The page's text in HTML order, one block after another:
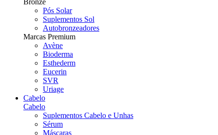
Bronze
Pós Solar
Suplementos Sol
Autobronzeadores
Marcas Premium
Avène
Bioderma
Esthederm
Eucerin
SVR
Uriage
Cabelo
Cabelo
Suplementos Cabelo e Unhas
Sérum
Máscaras